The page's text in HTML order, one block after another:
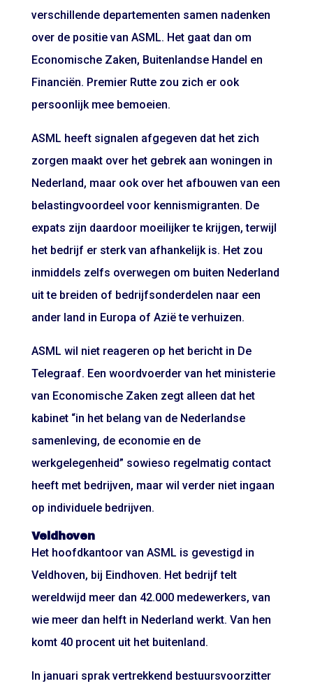
verschillende departementen samen nadenken
over de positie van ASML. Het gaat dan om
Economische Zaken, Buitenlandse Handel en
Financiën. Premier Rutte zou zich er ook
persoonlijk mee bemoeien.
ASML heeft signalen afgegeven dat het zich
zorgen maakt over het gebrek aan woningen in
Nederland, maar ook over het afbouwen van een
belastingvoordeel voor kennismigranten. De
expats zijn daardoor moeilijker te krijgen, terwijl
het bedrijf er sterk van afhankelijk is. Het zou
inmiddels zelfs overwegen om buiten Nederland
uit te breiden of bedrijfsonderdelen naar een
ander land in Europa of Azië te verhuizen.
ASML wil niet reageren op het bericht in De
Telegraaf. Een woordvoerder van het ministerie
van Economische Zaken zegt alleen dat het
kabinet “in het belang van de Nederlandse
samenleving, de economie en de
werkgelegenheid” sowieso regelmatig contact
heeft met bedrijven, maar wil verder niet ingaan
op individuele bedrijven.
Veldhoven
Het hoofdkantoor van ASML is gevestigd in
Veldhoven, bij Eindhoven. Het bedrijf telt
wereldwijd meer dan 42.000 medewerkers, van
wie meer dan helft in Nederland werkt. Van hen
komt 40 procent uit het buitenland.
In januari sprak vertrekkend bestuursvoorzitter